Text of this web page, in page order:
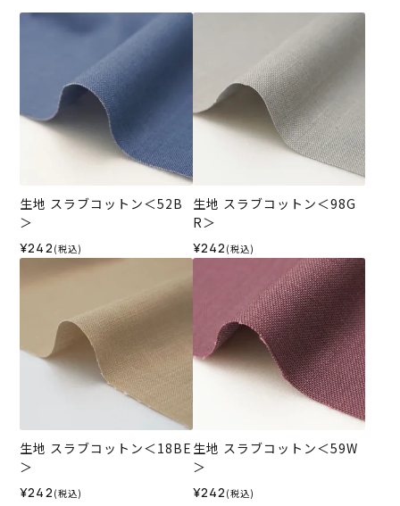
生地 スラブコットン＜52B
＞
¥242 (税込)
生地 スラブコットン＜98G
R＞
¥242 (税込)
生地 スラブコットン＜18BE
＞
¥242 (税込)
生地 スラブコットン＜59W
＞
¥242 (税込)